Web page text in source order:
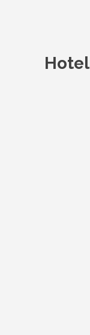
Hotel